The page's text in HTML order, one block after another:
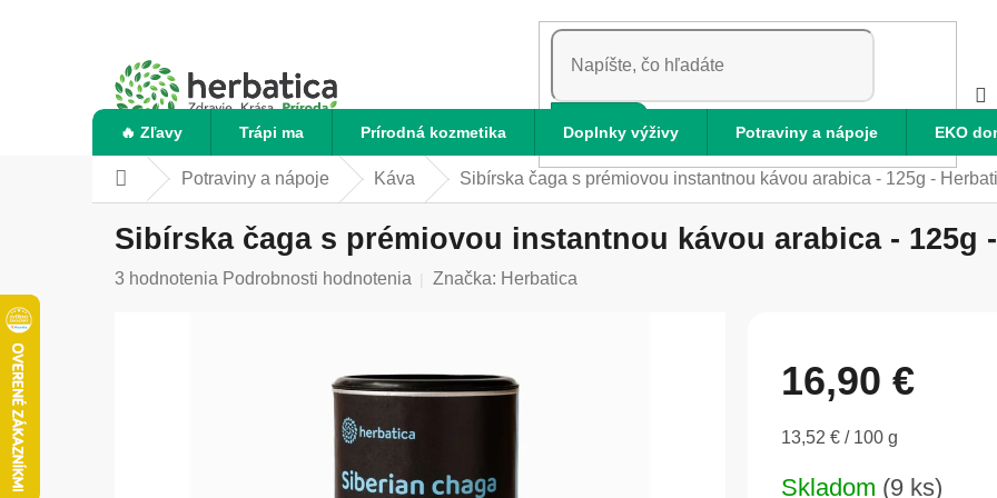
HĽADAŤ
🔥 Zľavy Trápi ma Prírodná kozmetika Doplnky výživy Potraviny a nápoje EKO
DomovPotraviny a nápoje Káva Sibírska čaga s prémiovou instantnou kávou arabica - 125g -
Sibírska čaga s prémiovou instantnou kávou arabica - 125g
Priemerné
3 hodnotenia Podrobnosti hodnotenia Značka: Herbatica
16,90 €
Jednotková
13,52 € / 100 g
Skladom (9 ks)